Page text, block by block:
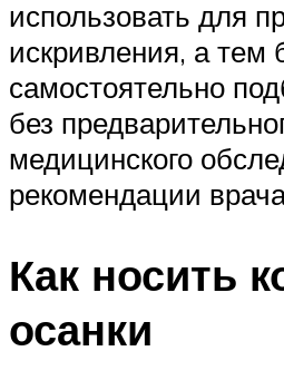
использовать для
искривления, а тем
самостоятельно
без
медицинского
рекомендации
Как носить
осанки